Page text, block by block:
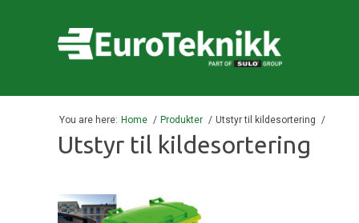
You are here: Home Produkter Utstyr til kildesortering
Utstyr til kildesortering